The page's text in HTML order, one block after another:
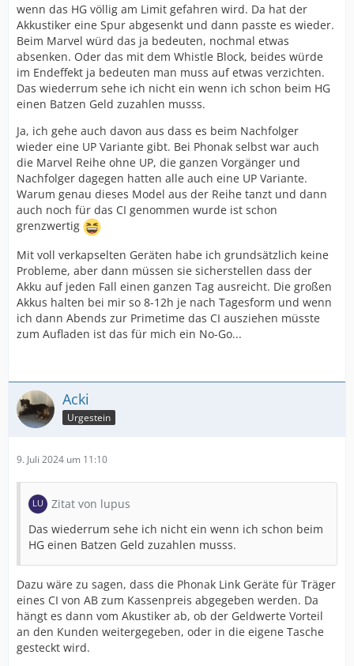
wenn das HG völlig am Limit gefahren wird. Da hat der
Akkustiker eine Spur abgesenkt und dann passte es wieder.
Beim Marvel würd das ja bedeuten, nochmal etwas
absenken. Oder das mit dem Whistle Block, beides würde
im Endeffekt ja bedeuten man muss auf etwas verzichten.
Das wiederrum sehe ich nicht ein wenn ich schon beim HG
einen Batzen Geld zuzahlen musss.
Ja, ich gehe auch davon aus dass es beim Nachfolger
wieder eine UP Variante gibt. Bei Phonak selbst war auch
die Marvel Reihe ohne UP, die ganzen Vorgänger und
Nachfolger dagegen hatten alle auch eine UP Variante.
Warum genau dieses Model aus der Reihe tanzt und dann
auch noch für das CI genommen wurde ist schon
grenzwertig
Mit voll verkapselten Geräten habe ich grundsätzlich keine
Probleme, aber dann müssen sie sicherstellen dass der
Akku auf jeden Fall einen ganzen Tag ausreicht. Die großen
Akkus halten bei mir so 8-12h je nach Tagesform und wenn
ich dann Abends zur Primetime das CI ausziehen müsste
zum Aufladen ist das für mich ein No-Go...
Acki
Urgestein
9. Juli 2024 um 11:10
Zitat von lupus
Das wiederrum sehe ich nicht ein wenn ich schon beim
HG einen Batzen Geld zuzahlen musss.
Dazu wäre zu sagen, dass die Phonak Link Geräte für Träger
eines CI von AB zum Kassenpreis abgegeben werden. Da
hängt es dann vom Akustiker ab, ob der Geldwerte Vorteil
an den Kunden weitergegeben, oder in die eigene Tasche
gesteckt wird.